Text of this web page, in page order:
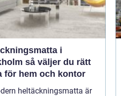
i
du rätt
för hem och kontor
heltäckningsmatta är